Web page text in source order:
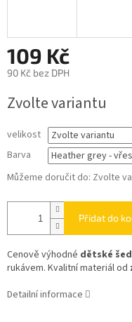
109 Kč
90 Kč bez DPH
cena:
Zvolte variantu
velikost
Barva
Můžeme doručit do: Zvolte
Přidat do
Cenově výhodné dětské
rukávem. Kvalitní materiál od
Detailní informace